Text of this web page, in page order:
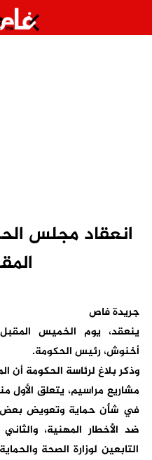
انعقاد مجلس
جريدة فاص
ينعقد، يوم الخميس
أخنوش، رئيس الحكومة.
وذكر بلاغ لرئاسة الحكومة
مشاريع مراسيم، يتعلق الأول
في شأن حماية وتعويض بعض
ضد الأخطار المهنية،
التابعين لوزارة الصحة